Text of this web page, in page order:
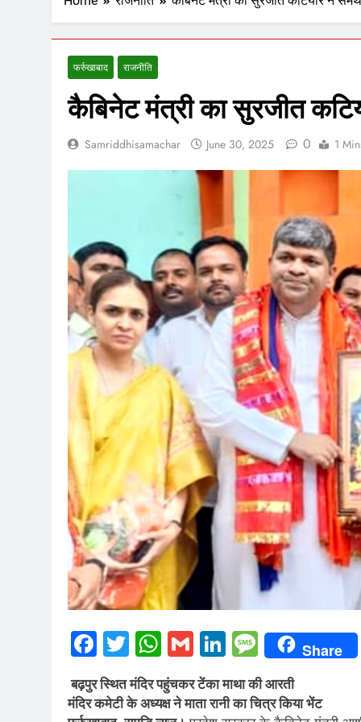
फर्रुखाबाद राजनीति
कैबिनेट मंत्री का सुरजीत
Samriddhisamachar June 30, 2025 0 1
Facebook
Twitter
WhatsApp
GmailLinkedIn
Share
बढ़पुर स्थित मंदिर पहुंचकर टेंका माथा की आरती
मंदिर कमेटी के अध्यक्ष ने माता रानी का चित्र किया भेंट